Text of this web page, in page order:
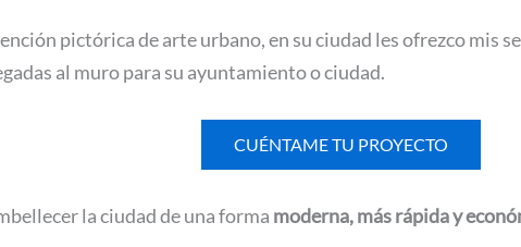
pictórica de arte urbano, en su ciudad les ofrezco mis
al muro para su ayuntamiento o ciudad.
CUÉNTAME TU PROYECTO
la ciudad de una forma moderna, más rápida y